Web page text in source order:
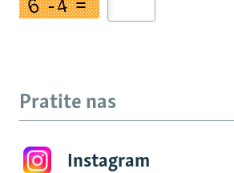
Pratite nas
Instagram